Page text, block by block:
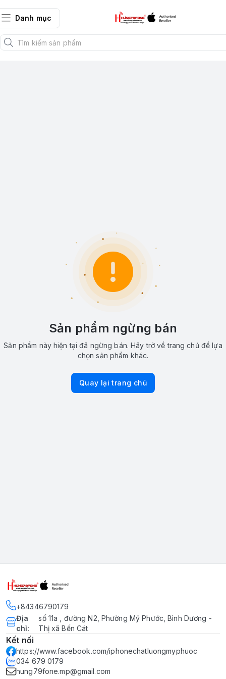
Danh mục
Sản phẩm ngừng bán
Sản phẩm này hiện tại đã ngừng bán. Hãy trở về trang chủ để lựa
chọn sản phẩm khác.
Quay lại trang chủ
+84346790179
Địa
chỉ:
số 11a , đường N2, Phường Mỹ Phước, Bình Dương -
Thị xã Bến Cát
Kết nối
https://www.facebook.com/iphonechatluongmyphuoc
034 679 0179
hung79fone.mp@gmail.com